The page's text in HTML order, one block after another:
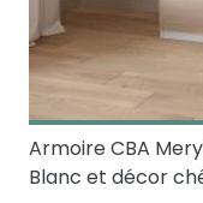
Armoire CBA
Blanc et décor